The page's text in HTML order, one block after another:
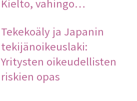
Tekekoäly ja Japanin
tekijänoikeuslaki:
Yritysten oikeudellisten
riskien opas